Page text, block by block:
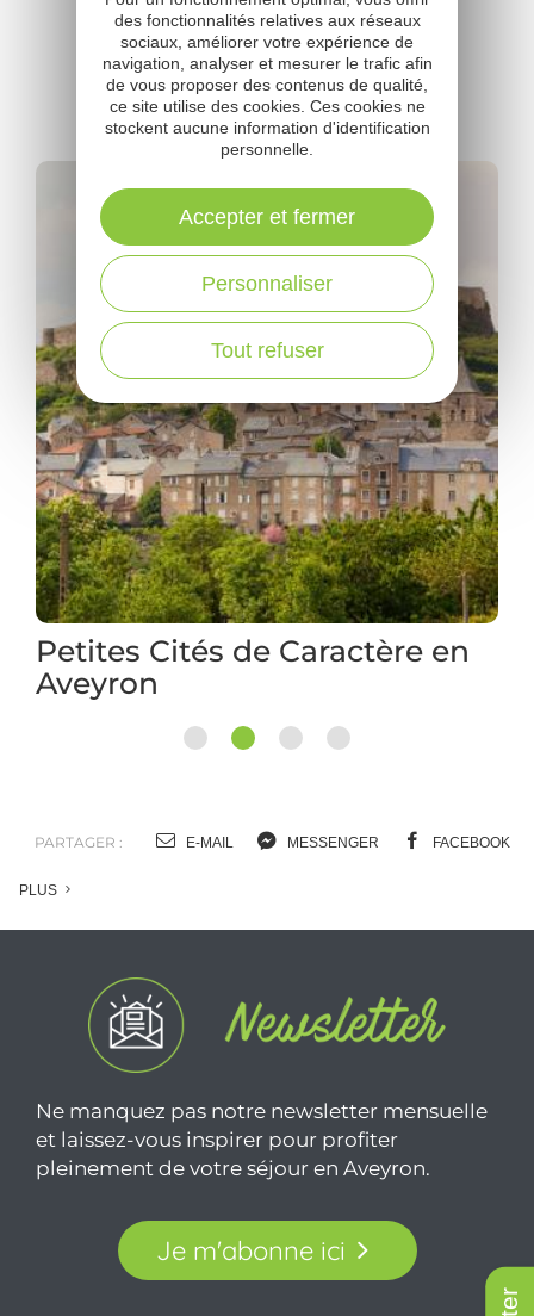
Pour allerplus loin
Les Plus Beaux Villages de
France en camping-car
PARTAGER : E-MAIL MESSENGER FACEBOOK
PLUS
Ne manquez pas notre newsletter mensuelle
et laissez-vous inspirer pour profiter
pleinement de votre séjour en Aveyron.
Je m'abonne ici
des fonctionnalités relatives aux réseaux
sociaux, améliorer votre expérience de
navigation, analyser et mesurer le trafic afin
de vous proposer des contenus de qualité,
ce site utilise des cookies. Ces cookies ne
stockent aucune information d'identification
personnelle.
Tout refuser
Personnaliser
Accepter et fermer